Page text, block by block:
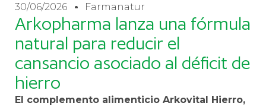
30/06/2026 Farmanatur
Arkopharma lanza una fórmula
natural para reducir el
cansancio asociado al déficit de
hierro
El complemento alimenticio Arkovital Hierro,